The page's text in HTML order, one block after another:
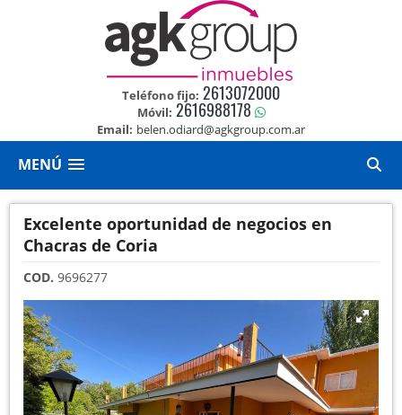
Teléfono fijo: 2613072000
Móvil: 2616988178
Email: belen.odiard@agkgroup.com.ar
MENÚ
Excelente oportunidad de negocios en
Chacras de Coria
COD. 9696277